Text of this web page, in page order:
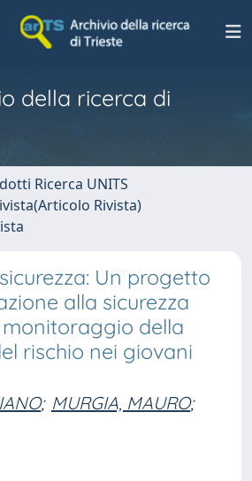
della ricerca di
Ricerca UNITS
Rivista)
Un progetto
alla sicurezza
della
rischio nei giovani
; MURGIA, MAURO;